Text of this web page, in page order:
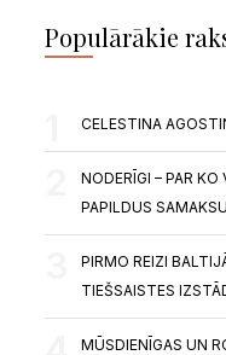
Populārākie
CELESTINA
NODERĪGI – PAR KO
PAPILDUS
PIRMO REIZI
TIEŠSAISTES
MŪSDIENĪGAS UN